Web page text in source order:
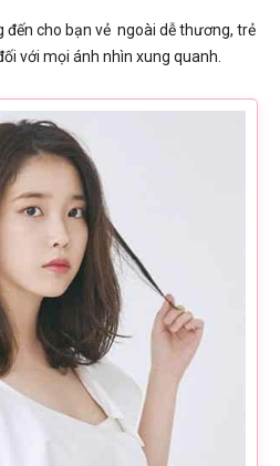
đến cho bạn vẻ ngoài dễ thương, trẻ
với mọi ánh nhìn xung quanh.